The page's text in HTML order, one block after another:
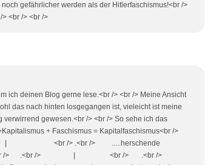
gefährlicher werden als der Hitlerfaschismus!<br />
<br /> <br />
ich deinen Blog gerne lese.<br /> <br /> Meine Ansicht
das nach hinten losgegangen ist, vieleicht ist meine
gewesen.<br /> <br /> So sehe ich das
+ Faschismus = Kapitalfaschismus<br />
/> .<br /> .....herschende
/> .<br /> | <br /> .<br />